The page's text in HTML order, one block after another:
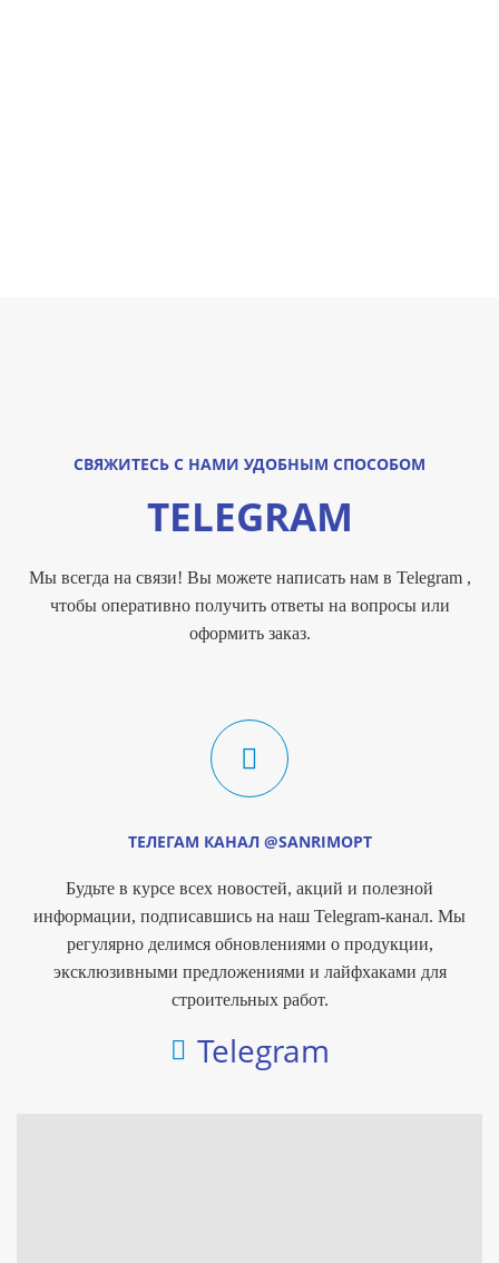
СВЯЖИТЕСЬ С НАМИ УДОБНЫМ СПОСОБОМ
TELEGRAM
Мы всегда на связи! Вы можете написать нам в Telegram ,
чтобы оперативно получить ответы на вопросы или
оформить заказ.
ТЕЛЕГАМ КАНАЛ @SANRIMOPT
Будьте в курсе всех новостей, акций и полезной
информации, подписавшись на наш Telegram-канал. Мы
регулярно делимся обновлениями о продукции,
эксклюзивными предложениями и лайфхаками для
строительных работ.
Telegram